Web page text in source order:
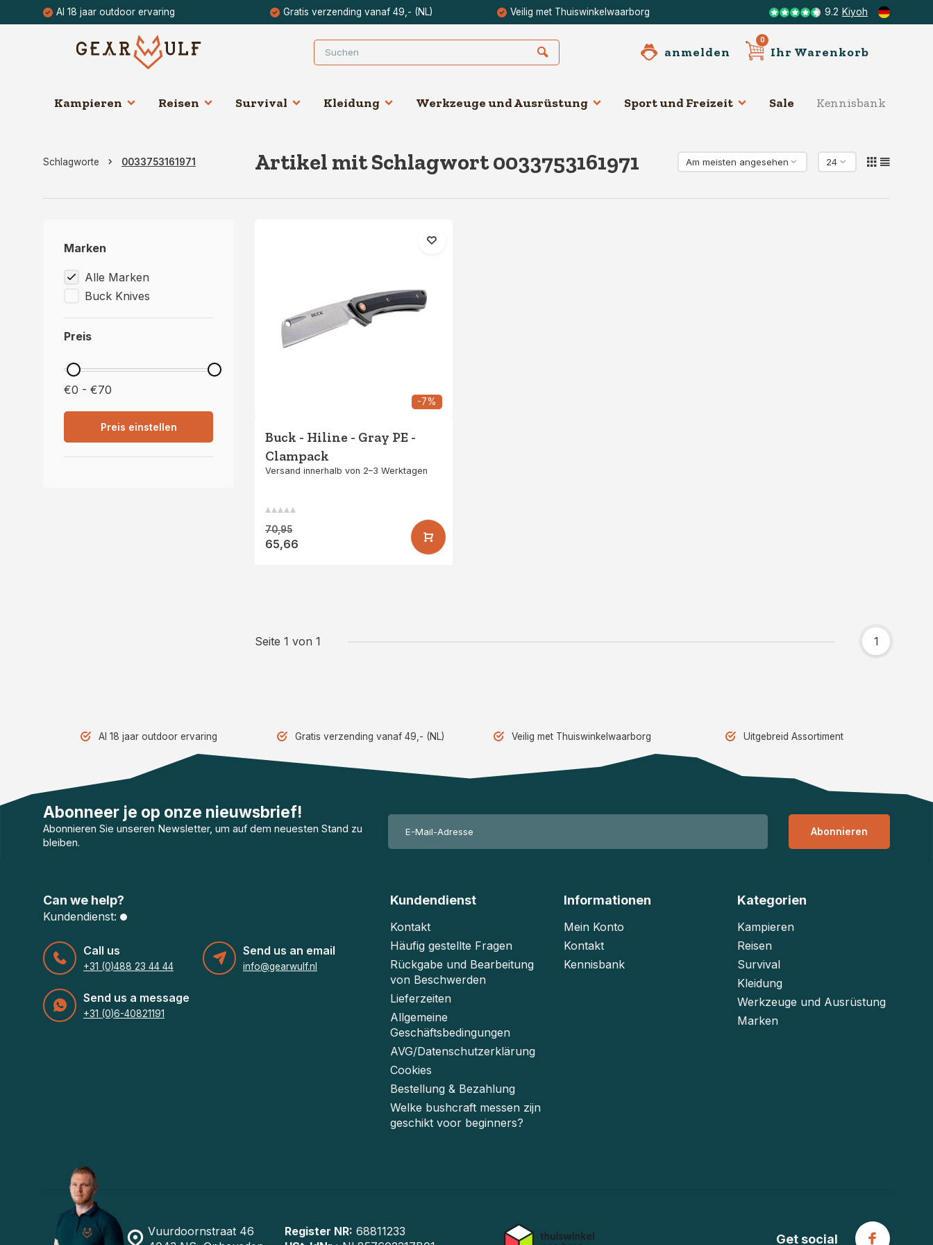
Al 18 jaar outdoor ervaring Gratis verzending vanaf 49,- (NL) Veilig met Thuiswinkelwaarborg 9.2 Kiyoh
anmelden
0
Ihr Warenkorb
Kampieren Reisen Survival Kleidung Werkzeuge und Ausrüstung Sport und Freizeit Sale Kennisbank
Schlagworte 0033753161971 Artikel mit Schlagwort 0033753161971
Marken
Alle Marken
Buck Knives
Preis
€0 - €70
Preis einstellen
-7%
Buck - Hiline - Gray PE -
Clampack
Versand innerhalb von 2–3 Werktagen
70,95
65,66
Seite 1 von 1 1
Al 18 jaar outdoor ervaring Gratis verzending vanaf 49,- (NL) Veilig met Thuiswinkelwaarborg Uitgebreid Assortiment
Abonneer je op onze nieuwsbrief!
Abonnieren Sie unseren Newsletter, um auf dem neuesten Stand zu
bleiben.
Abonnieren
Can we help?
Kundendienst:
Call us
+31 (0)488 23 44 44
Send us an email
info@gearwulf.nl
Send us a message
+31 (0)6-40821191
Kundendienst
Kontakt
Häufig gestellte Fragen
Rückgabe und Bearbeitung
von Beschwerden
Lieferzeiten
Allgemeine
Geschäftsbedingungen
AVG/Datenschutzerklärung
Cookies
Bestellung & Bezahlung
Welke bushcraft messen zijn
geschikt voor beginners?
Informationen
Mein Konto
Kontakt
Kennisbank
Kategorien
Kampieren
Reisen
Survival
Kleidung
Werkzeuge und Ausrüstung
Marken
Vuurdoornstraat 46
Register NR: 68811233
Get social